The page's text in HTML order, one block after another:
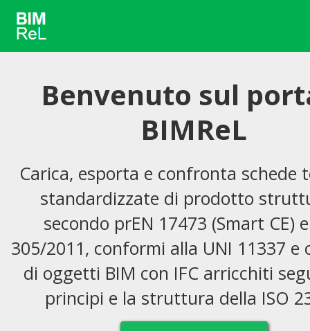
Benvenuto sul
BIMReL
Carica, esporta e confronta schede
standardizzate di prodotto
secondo prEN 17473 (Smart CE) e
305/2011, conformi alla UNI 11337 e
di oggetti BIM con IFC arricchiti
principi e la struttura della ISO